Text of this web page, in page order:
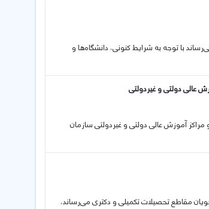
می‌رساند با توجه به شرایط کنونی، دانشگاه‌ها و
عالی دولتی و غیردولتی
و مراکز آموزش عالی دولتی و غیردولتی سازمان
مقاطع تحصیلات تکمیلی و دکتری می‌رساند،